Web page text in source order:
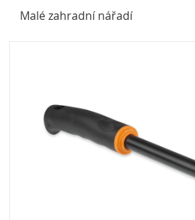
Malé zahradní nářadí